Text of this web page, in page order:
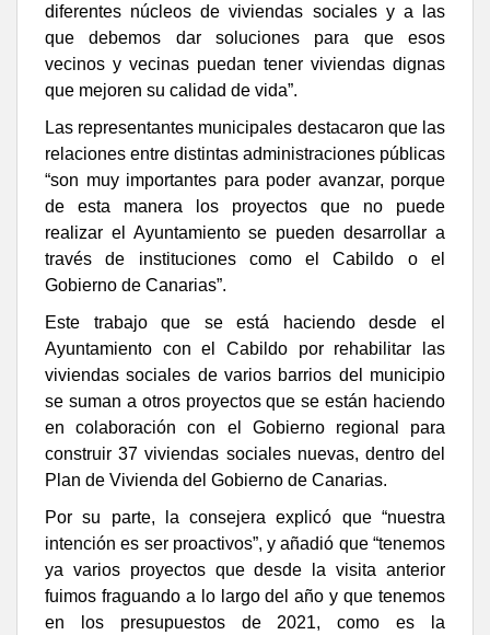
diferentes núcleos de viviendas sociales y a las
que debemos dar soluciones para que esos
vecinos y vecinas puedan tener viviendas dignas
que mejoren su calidad de vida”.
Las representantes municipales destacaron que las
relaciones entre distintas administraciones públicas
“son muy importantes para poder avanzar, porque
de esta manera los proyectos que no puede
realizar el Ayuntamiento se pueden desarrollar a
través de instituciones como el Cabildo o el
Gobierno de Canarias”.
Este trabajo que se está haciendo desde el
Ayuntamiento con el Cabildo por rehabilitar las
viviendas sociales de varios barrios del municipio
se suman a otros proyectos que se están haciendo
en colaboración con el Gobierno regional para
construir 37 viviendas sociales nuevas, dentro del
Plan de Vivienda del Gobierno de Canarias.
Por su parte, la consejera explicó que “nuestra
intención es ser proactivos”, y añadió que “tenemos
ya varios proyectos que desde la visita anterior
fuimos fraguando a lo largo del año y que tenemos
en los presupuestos de 2021, como es la